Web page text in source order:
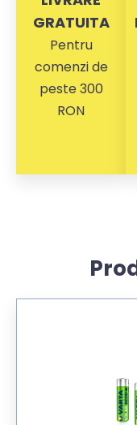
GRATUITA
Pentru
comenzi de
peste 300
RON